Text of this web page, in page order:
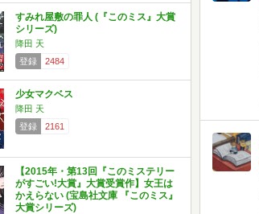
すみれ屋敷の罪人 (『このミス』大賞
シリーズ)
降田 天
登録
2484
少女マクベス
降田 天
登録
2161
【2015年・第13回『このミステリー
がすごい!大賞』大賞受賞作】女王は
かえらない (宝島社文庫 『このミス』
大賞シリーズ)